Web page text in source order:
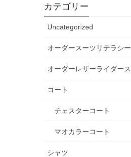
カテゴリー
Uncategorized
オーダースーツリテラシー
オーダーレザーライダース
コート
チェスターコート
マオカラーコート
シャツ